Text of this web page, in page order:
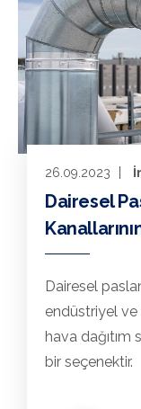
26.09.2023
Dairesel
Dairesel
endüstriyel ve
hava dağıtım
bir seçenektir.